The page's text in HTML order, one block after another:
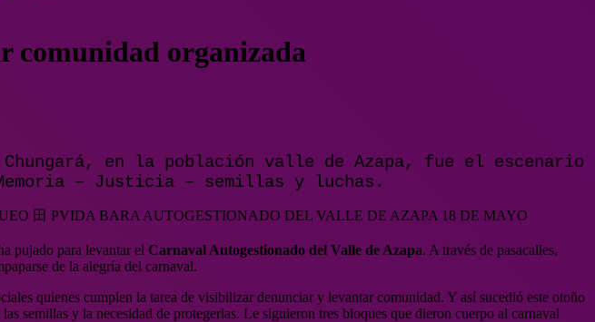
comunidad organizada
en la población valle de Azapa, fue el escenario
– Justicia – semillas y luchas.
pujado para levantar el Carnaval Autogestionado del Valle de Azapa. A través de pasacalles,
de la alegría del carnaval.
quienes cumplen la tarea de visibilizar denunciar y levantar comunidad. Y así sucedió este otoño
semillas y la necesidad de protegerlas. Le siguieron tres bloques que dieron cuerpo al carnaval